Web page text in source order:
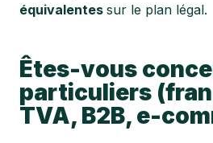
équivalentes sur le plan légal.
Êtes-vous
particuliers
TVA, B2B, e-